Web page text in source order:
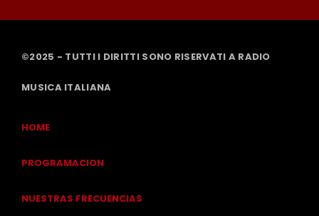
©2025 - TUTTI I DIRITTI SONO RISERVATI A RADIO
MUSICA ITALIANA
HOME
PROGRAMACION
NUESTRAS FRECUENCIAS